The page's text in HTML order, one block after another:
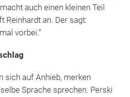
auch einen kleinen Teil
Reinhardt an. Der sagt:
vorbei.“
sich auf Anhieb, merken
Sprache sprechen. Perski